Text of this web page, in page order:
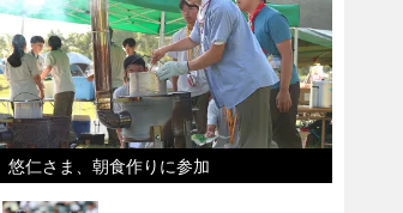
悠仁さま、朝食作りに参加